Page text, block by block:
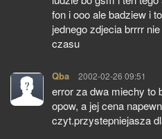
fon i ooo ale badziew i
jednego zdjecia brrrr
czasu
Qba pisze:
2002-02-26 09:51
error za dwa miechy to
opow, a jej cena
czyt.przystepniejasza